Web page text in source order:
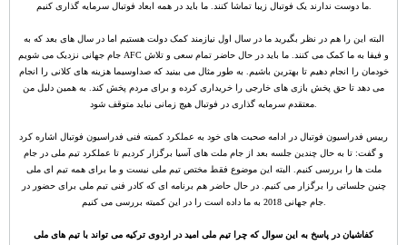
ما دوست ندارند یک فوتبال زیبا تماشا کنند. ما باید در همه ابعاد فوتبال سرمایه گذاری کنیم.
البته این را هم در نظر بگیرید ما در سال اول نیازمند کمک دولت هستیم اما در سال های بعد که به
جام جهانی نزدیک می شویم AFC و فیفا به ما کمک می کنند. ما باید در حال حاضر تمام سعی و تلاش
خودمان را انجام دهیم تا بهترین باشیم. به طور مثال می بینید که صداوسیما هزینه های کلانی را انجام
می دهد تا حق پخش بازی های خارجی را خریداری کرده و برای مردم پخش کند. به همین دلیل من
رییس فدراسیون فوتبال در ادامه صحبت های خود به عملکرد کمیته فنی فدراسیون فوتبال اشاره کرد
و گفت: تا به حال چندین جلسه بعد از جام ملت های آسیا برگزار کردیم تا عملکرد تیم ملی در جام
ملت ها را بررسی کنیم. البته این موضوع فقط مختص تیم ملی نیست و ما برای همه تیم ای ملی
چنین جلساتی را برگزار می کنیم. در حال حاضر هم برنامه ای که کادر فنی تیم ملی برای حضور در
جام جهانی 2018 به ما داده است را در این کمیته بررسی می کنیم.
کفاشیان در پاسخ به این سوال که چرا تیم ملی امید در اردوی ترکیه می تواند با تیم های ملی